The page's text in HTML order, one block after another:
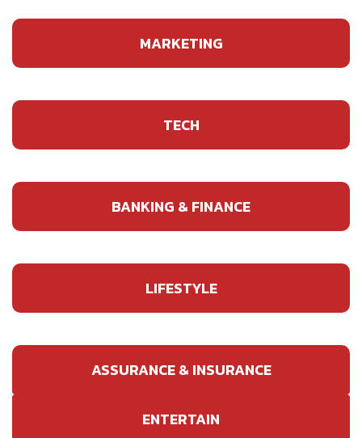
MARKETING
TECH
BANKING & FINANCE
LIFESTYLE
ASSURANCE & INSURANCE
ENTERTAIN